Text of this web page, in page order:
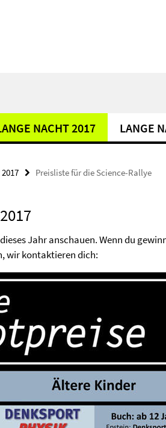
NACHT 2017 LANGE
Preisliste für die Science-Rallye
Jahr anschauen. Wenn du
wir kontaktieren dich: